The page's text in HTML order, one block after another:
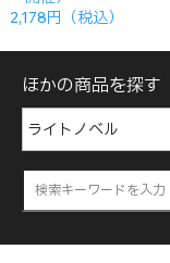
2,178円（税込）
ほかの商品を探す